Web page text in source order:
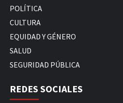
POLÍTICA
CULTURA
EQUIDAD Y GÉNERO
SALUD
SEGURIDAD PÚBLICA
REDES SOCIALES